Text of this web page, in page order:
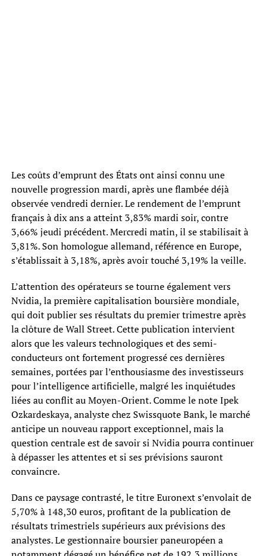
Les coûts d’emprunt des États ont ainsi connu une
nouvelle progression mardi, après une flambée déjà
observée vendredi dernier. Le rendement de l’emprunt
français à dix ans a atteint 3,83% mardi soir, contre
3,66% jeudi précédent. Mercredi matin, il se stabilisait à
3,81%. Son homologue allemand, référence en Europe,
s’établissait à 3,18%, après avoir touché 3,19% la veille.
L’attention des opérateurs se tourne également vers
Nvidia, la première capitalisation boursière mondiale,
qui doit publier ses résultats du premier trimestre après
la clôture de Wall Street. Cette publication intervient
alors que les valeurs technologiques et des semi-
conducteurs ont fortement progressé ces dernières
semaines, portées par l’enthousiasme des investisseurs
pour l’intelligence artificielle, malgré les inquiétudes
liées au conflit au Moyen-Orient. Comme le note Ipek
Ozkardeskaya, analyste chez Swissquote Bank, le marché
anticipe un nouveau rapport exceptionnel, mais la
question centrale est de savoir si Nvidia pourra continuer
à dépasser les attentes et si ses prévisions sauront
convaincre.
Dans ce paysage contrasté, le titre Euronext s’envolait de
5,70% à 148,30 euros, profitant de la publication de
résultats trimestriels supérieurs aux prévisions des
analystes. Le gestionnaire boursier paneuropéen a